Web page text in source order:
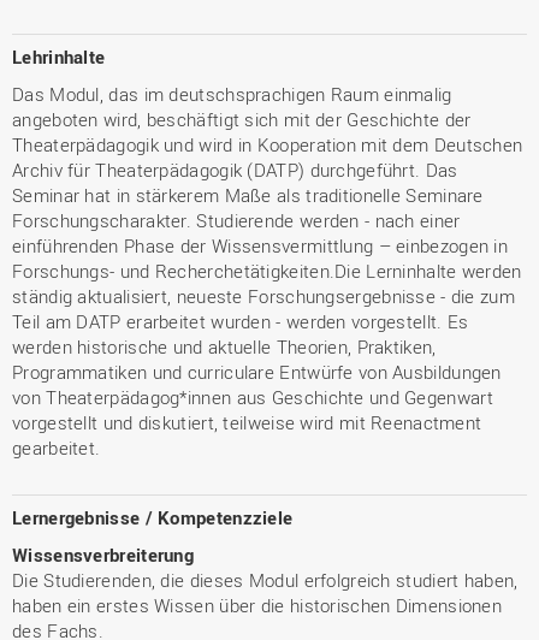
Lehrinhalte
Das Modul, das im deutschsprachigen Raum einmalig
angeboten wird, beschäftigt sich mit der Geschichte der
Theaterpädagogik und wird in Kooperation mit dem Deutschen
Archiv für Theaterpädagogik (DATP) durchgeführt. Das
Seminar hat in stärkerem Maße als traditionelle Seminare
Forschungscharakter. Studierende werden - nach einer
einführenden Phase der Wissensvermittlung – einbezogen in
Forschungs- und Recherchetätigkeiten.Die Lerninhalte werden
ständig aktualisiert, neueste Forschungsergebnisse - die zum
Teil am DATP erarbeitet wurden - werden vorgestellt. Es
werden historische und aktuelle Theorien, Praktiken,
Programmatiken und curriculare Entwürfe von Ausbildungen
von Theaterpädagog*innen aus Geschichte und Gegenwart
vorgestellt und diskutiert, teilweise wird mit Reenactment
gearbeitet.
Lernergebnisse / Kompetenzziele
Wissensverbreiterung
Die Studierenden, die dieses Modul erfolgreich studiert haben,
haben ein erstes Wissen über die historischen Dimensionen
des Fachs.